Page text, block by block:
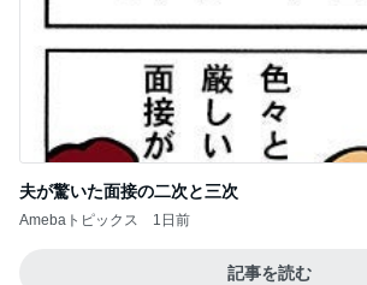
夫が驚いた面接の二次と三次
Amebaトピックス 1日前
記事を読む